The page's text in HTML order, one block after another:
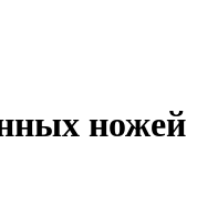
ножей